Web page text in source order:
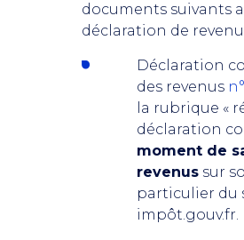
documents suivants
déclaration de
Déclaration
des revenus
la rubrique «
déclaration
moment de
revenus sur
particulier du
impôt.gouv.fr.